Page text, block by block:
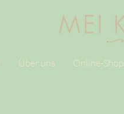
Über uns Online-Shop